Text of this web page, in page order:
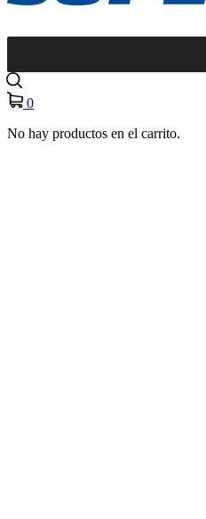
0
No hay productos en el carrito.